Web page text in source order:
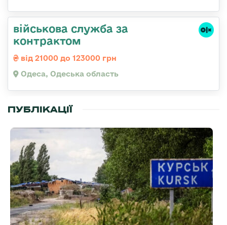
військова служба за
контрактом
від 21000 до 123000 грн
Одеса, Одеська область
ПУБЛІКАЦІЇ